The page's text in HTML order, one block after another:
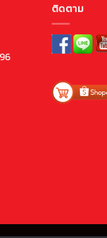
ติดตาม